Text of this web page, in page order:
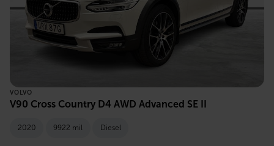
VOLVO
V90 Cross Country D4 AWD Advanced SE II
2020 9922 mil Diesel